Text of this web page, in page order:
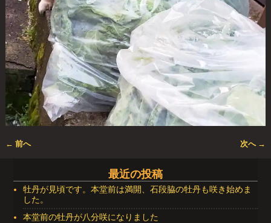
← 前へ 次へ →
最近の投稿
牡丹が見頃です。本堂前は満開、石段脇の牡丹も咲き始めま
した。
本堂前の牡丹が八分咲になりました